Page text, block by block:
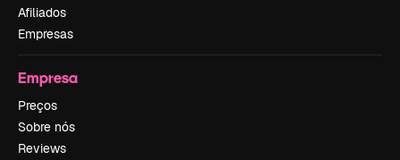
Afiliados
Empresas
Empresa
Preços
Sobre nós
Reviews